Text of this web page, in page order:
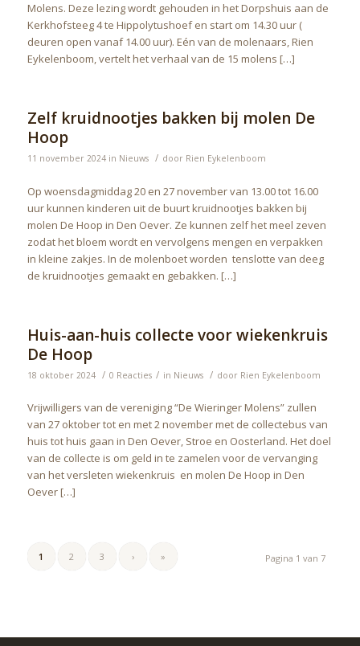
Molens. Deze lezing wordt gehouden in het Dorpshuis aan de
Kerkhofsteeg 4 te Hippolytushoef en start om 14.30 uur (
deuren open vanaf 14.00 uur). Eén van de molenaars, Rien
Eykelenboom, vertelt het verhaal van de 15 molens […]
Zelf kruidnootjes bakken bij molen De
Hoop
11 november 2024 in Nieuws / door Rien Eykelenboom
Op woensdagmiddag 20 en 27 november van 13.00 tot 16.00
uur kunnen kinderen uit de buurt kruidnootjes bakken bij
molen De Hoop in Den Oever. Ze kunnen zelf het meel zeven
zodat het bloem wordt en vervolgens mengen en verpakken
in kleine zakjes. In de molenboet worden tenslotte van deeg
de kruidnootjes gemaakt en gebakken. […]
Huis-aan-huis collecte voor wiekenkruis
De Hoop
18 oktober 2024 / 0 Reacties / in Nieuws / door Rien Eykelenboom
Vrijwilligers van de vereniging “De Wieringer Molens” zullen
van 27 oktober tot en met 2 november met de collectebus van
huis tot huis gaan in Den Oever, Stroe en Oosterland. Het doel
van de collecte is om geld in te zamelen voor de vervanging
van het versleten wiekenkruis en molen De Hoop in Den
Oever […]
Pagina 1 van 7
1 2 3 › »